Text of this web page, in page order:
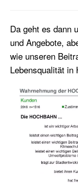
Da geht es dann
und Angebote,
wie unseren
Lebensqualität in